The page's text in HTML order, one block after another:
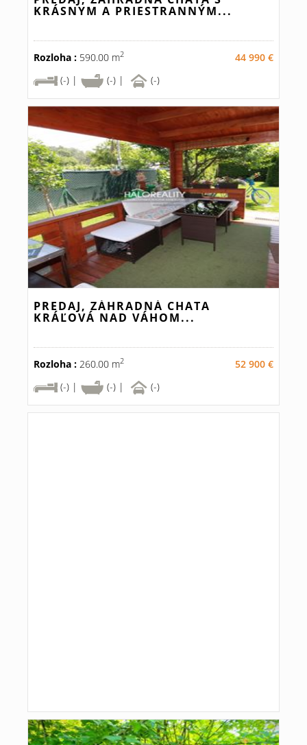
KRÁSNYM A PRIESTRANNÝM...
Rozloha : 590.00 m2
44 990 €
(-) |
(-) | (-)
PREDAJ, ZÁHRADNÁ CHATA
KRÁĽOVÁ NAD VÁHOM...
Rozloha : 260.00 m2
52 900 €
(-) |
(-) | (-)